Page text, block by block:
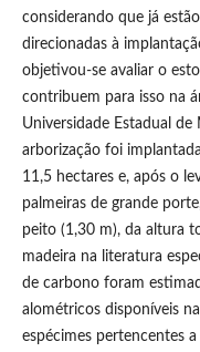
considerando que já
direcionadas à
objetivou-se avaliar o
contribuem para isso na
Universidade Estadual de
arborização foi
11,5 hectares e, após o
palmeiras de grande
peito (1,30 m), da altura
madeira na literatura
de carbono foram
alométricos disponíveis
espécimes pertencentes